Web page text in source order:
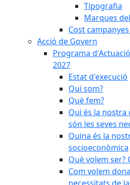
Tipografia
Marques
Cost
Acció de Govern
Programa
2027
Estat d'execució
Qui som?
Què fem?
Qui és la nostra
són les seves
Quina és la
socioeconòmica
Què volem ser?
Com volem